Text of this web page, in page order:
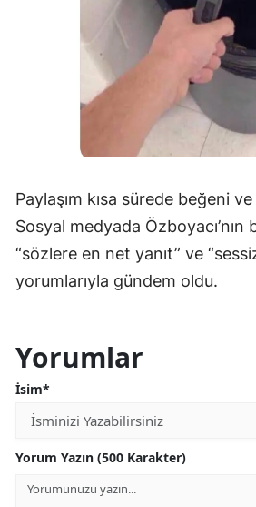
Paylaşım kısa sürede beğeni
Sosyal medyada Özboyacı’nın
“sözlere en net yanıt” ve
yorumlarıyla gündem oldu.
Yorumlar
İsim*
Yorum Yazın (500 Karakter)